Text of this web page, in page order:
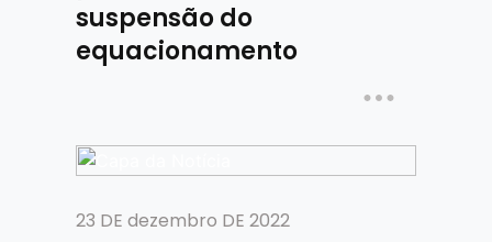
suspensão do
equacionamento
23 DE dezembro DE 2022